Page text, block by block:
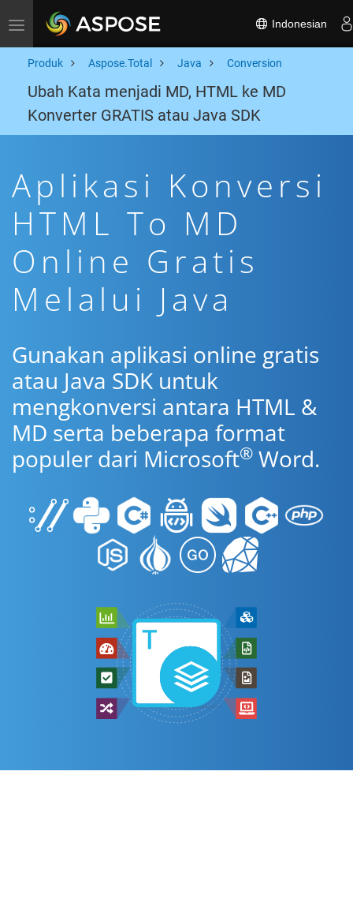
Toggle navigation Indonesian
Produk Aspose.Total Java Conversion
Ubah Kata menjadi MD, HTML ke MD
Konverter GRATIS atau Java SDK
Aplikasi Konversi
HTML To MD
Online Gratis
Melalui Java
Gunakan aplikasi online gratis
atau Java SDK untuk
mengkonversi antara HTML &
MD serta beberapa format
populer dari Microsoft® Word.